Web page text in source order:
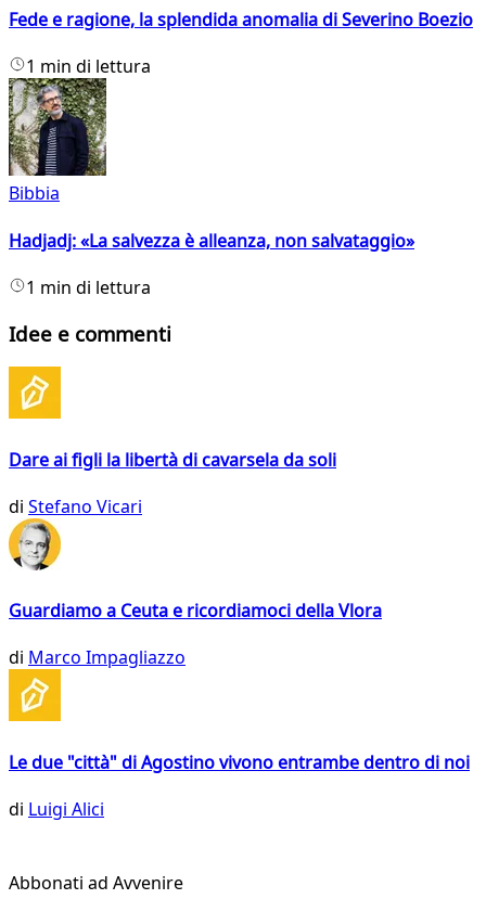
Fede e ragione, la splendida anomalia di Severino Boezio
1 min di lettura
Bibbia
Hadjadj: «La salvezza è alleanza, non salvataggio»
1 min di lettura
Idee e commenti
Dare ai figli la libertà di cavarsela da soli
di Stefano Vicari
Guardiamo a Ceuta e ricordiamoci della Vlora
di Marco Impagliazzo
Le due "città" di Agostino vivono entrambe dentro di noi
di Luigi Alici
Abbonati ad Avvenire